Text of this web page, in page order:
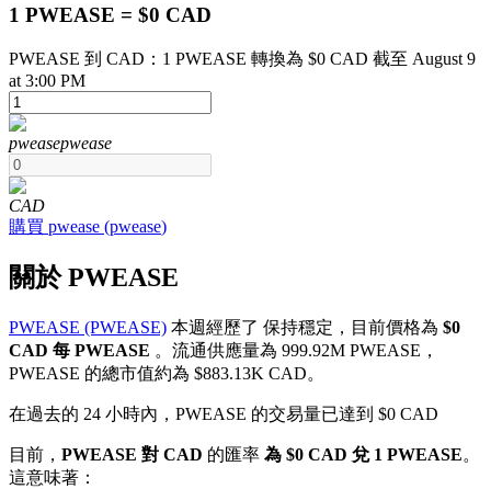
USDT永續
多種以USDT結算的永續合約
幣本位永續
以數字貨幣為保證金的永續合約
TradFi
1 PWEASE = $0 CAD
PWEASE 到 CAD：1 PWEASE 轉換為 $0 CAD 截至 August 9
at 3:00 PM
pweasepwease
CAD
購買 pwease (pwease)
關於 PWEASE
PWEASE (PWEASE) 本週經歷了 保持穩定，目前價格為 $0
CAD 每 PWEASE 。流通供應量為 999.92M PWEASE，
PWEASE 的總市值約為 $883.13K CAD。
在過去的 24 小時內，PWEASE 的交易量已達到 $0 CAD
目前， PWEASE 對 CAD 的匯率 為 $0 CAD 兌 1 PWEASE。
這意味著：